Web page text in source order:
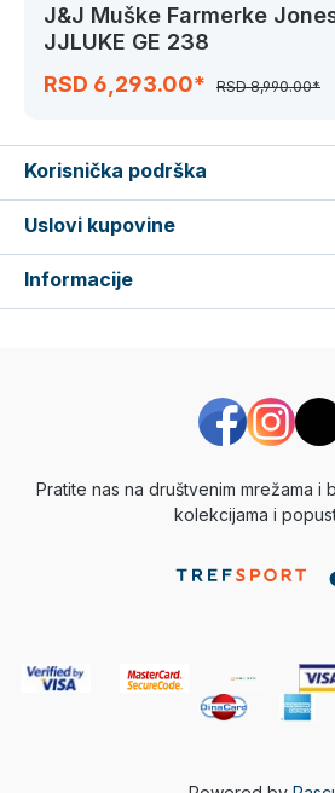
J&J Muške Farmerke
JJLUKE GE 238
RSD 6,293.00*
RSD 8,990.00*
Korisnička podrška
Uslovi kupovine
Informacije
Pratite nas na društvenim mrežama i
kolekcijama i